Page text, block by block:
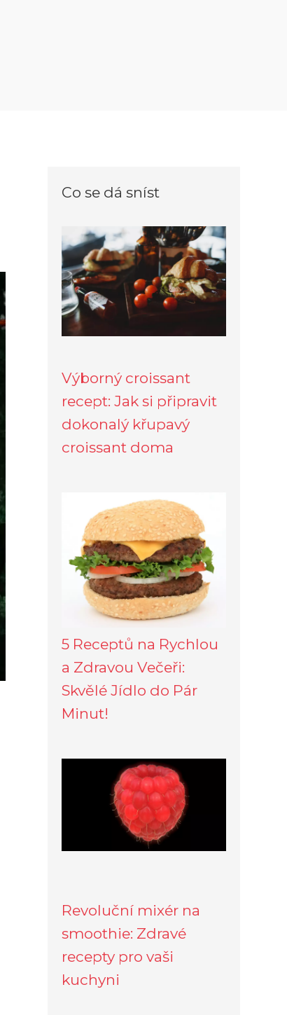
Co se dá sníst
Výborný croissant
recept: Jak si připravit
dokonalý křupavý
croissant doma
5 Receptů na Rychlou
a Zdravou Večeři:
Skvělé Jídlo do Pár
Minut!
Revoluční mixér na
smoothie: Zdravé
recepty pro vaši
kuchyni